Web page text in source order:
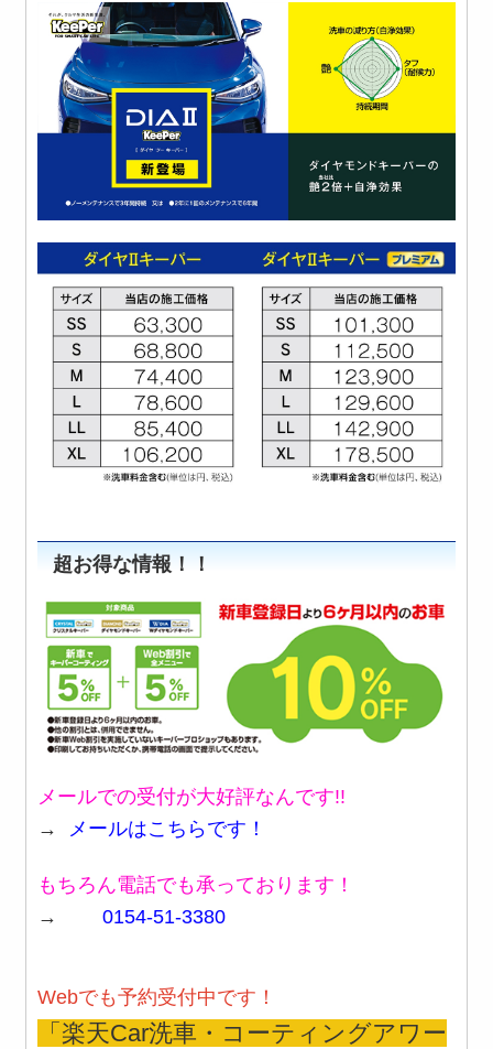
超お得な情報！！
メールでの受付が大好評なんです!!
→
メールはこちらです！
もちろん電話でも承っております！
→0154-51-3380
Webでも予約受付中です！
「楽天Car洗車・コーティングアワー